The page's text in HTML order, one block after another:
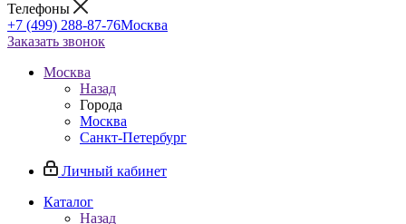
Телефоны
+7 (499) 288-87-76Москва
Заказать звонок
Москва
Назад
Города
Москва
Санкт-Петербург
Личный кабинет
Каталог
Назад